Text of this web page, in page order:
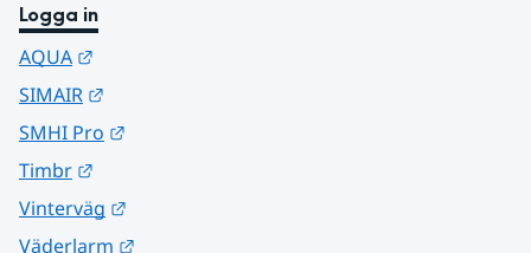
Logga in
AQUA
SIMAIR
SMHI Pro
Timbr
Vinterväg
Väderlarm